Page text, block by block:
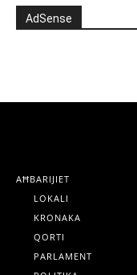
AdSense
AĦBARIJIET
LOKALI
KRONAKA
QORTI
PARLAMENT